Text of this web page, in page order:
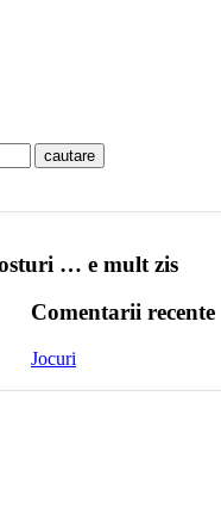
… e mult zis
Comentarii recente
Jocuri